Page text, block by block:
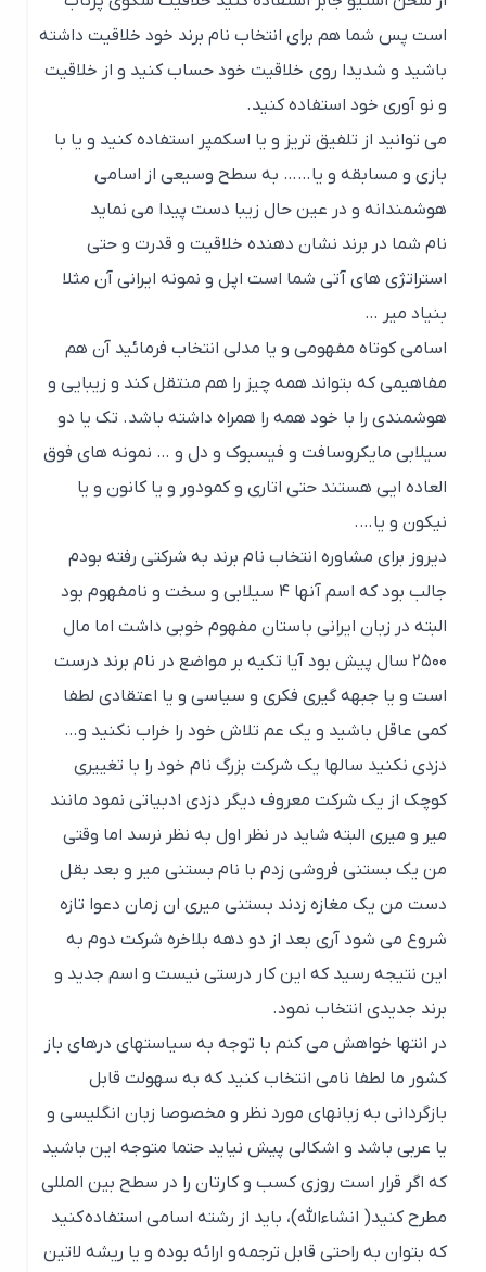
است پس شما هم برای انتخاب نام برند خود خلاقیت داشته
باشید و شدیدا روی خلاقیت خود حساب کنید و از خلاقیت
و نو آوری خود استفاده کنید.
می توانید از تلفیق تریز و یا اسکمپر استفاده کنید و یا با
بازی و مسابقه و یا…… به سطح وسیعی از اسامی
هوشمندانه و در عین حال زیبا دست پیدا می نماید
نام شما در برند نشان دهنده خلاقیت و قدرت و حتی
استراتژی های آتی شما است اپل و نمونه ایرانی آن مثلا
بنیاد میر …
اسامی کوتاه مفهومی و یا مدلی انتخاب فرمائید آن هم
مفاهیمی که بتواند همه چیز را هم منتقل کند و زیبایی و
هوشمندی را با خود همه را همراه داشته باشد. تک یا دو
سیلابی مایکروسافت و فیسبوک و دل و … نمونه های فوق
العاده ایی هستند حتی اتاری و کمودور و یا کانون و یا
نیکون و یا….
دیروز برای مشاوره انتخاب نام برند به شرکتی رفته بودم
جالب بود که اسم آنها ۴ سیلابی و سخت و نامفهوم بود
البته در زبان ایرانی باستان مفهوم خوبی داشت اما مال
۲۵۰۰ سال پیش بود آیا تکیه بر مواضع در نام برند درست
است و یا جبهه گیری فکری و سیاسی و یا اعتقادی لطفا
کمی عاقل باشید و یک عم تلاش خود را خراب نکنید و…
دزدی نکنید سالها یک شرکت بزرگ نام خود را با تغییری
کوچک از یک شرکت معروف دیگر دزدی ادبیاتی نمود مانند
میر و میری البته شاید در نظر اول به نظر نرسد اما وقتی
من یک بستنی فروشی زدم با نام بستنی میر و بعد بقل
دست من یک مغازه زدند بستنی میری ان زمان دعوا تازه
شروع می شود آری بعد از دو دهه بلاخره شرکت دوم به
این نتیجه رسید که این کار درستی نیست و اسم جدید و
برند جدیدی انتخاب نمود.
در انتها خواهش می کنم با توجه به سیاستهای درهای باز
کشور ما لطفا نامی انتخاب کنید که به سهولت قابل
بازگردانی به زبانهای مورد نظر و مخصوصا زبان انگلیسی و
یا عربی باشد و اشکالی پیش نیاید حتما متوجه این باشید
که اگر قرار است روزی کسب و کارتان را در سطح بین المللی
مطرح کنید( انشاءالله)، باید از رشته اسامی استفاده کنید
که بتوان به راحتی قابل ترجمه و ارائه بوده و یا ریشه لاتین